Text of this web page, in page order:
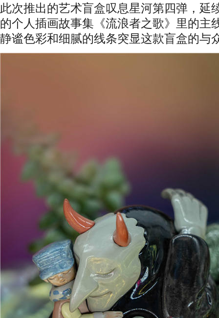
此次推出的艺术盲盒叹息星河第四弹，延
的个人插画故事集《流浪者之歌》里的主
静谧色彩和细腻的线条突显这款盲盒的与